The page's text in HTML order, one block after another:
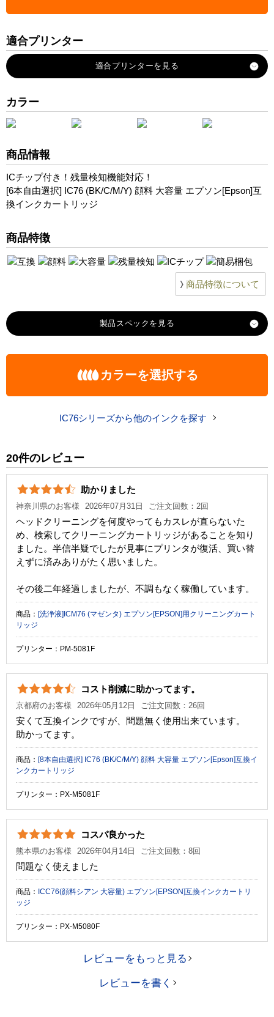
適合プリンター
PX-M5040C7
PX-M5040F
PX-M5041C6
PX-M5041C7
PX-M5041F
PX-M5080F
PX-M5081F
PX-S5040
PX-S5080
PX-S5080R1
カラー
商品情報
ICチップ付き！残量検知機能対応！
[6本自由選択] IC76 (BK/C/M/Y) 顔料 大容量 エプソン[Epson]互
換インクカートリッジ
商品特徴
商品特徴について
製品スペック
税込価格
純正参考価格
カラー ブラック シアン
顔料・染料 顔料
ICチップ あり
カラーを選択する
IC76シリーズから他のインクを探す
20件のレビュー
助かりました
神奈川県のお客様 2026年07月31日 ご注文回数：2回
ヘッドクリーニングを何度やってもカスレが直らないた
め、検索してクリーニングカートリッジがあることを知り
ました。半信半疑でしたが見事にプリンタが復活、買い替
えずに済みありがたく思いました。
その後二年経過しましたが、不調もなく稼働しています。
商品： [洗浄液]ICM76 (マゼンタ) エプソン[EPSON]用クリーニングカート
リッジ
プリンター：PM-5081F
コスト削減に助かってます。
京都府のお客様 2026年05月12日 ご注文回数：26回
安くて互換インクですが、問題無く使用出来ています。
助かってます。
商品： [8本自由選択] IC76 (BK/C/M/Y) 顔料 大容量 エプソン[Epson]互換イ
ンクカートリッジ
プリンター：PX-M5081F
コスパ良かった
熊本県のお客様 2026年04月14日 ご注文回数：8回
問題なく使えました
商品： ICC76(顔料シアン 大容量) エプソン[EPSON]互換インクカートリ
ッジ
プリンター：PX-M5080F
レビューをもっと見る
レビューを書く